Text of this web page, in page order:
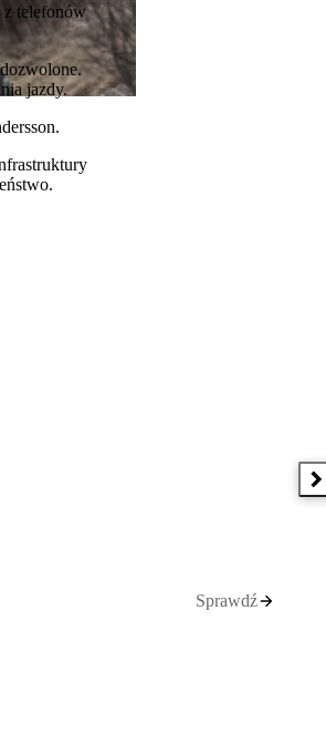
z telefonów
jazdy.
Sprawdź